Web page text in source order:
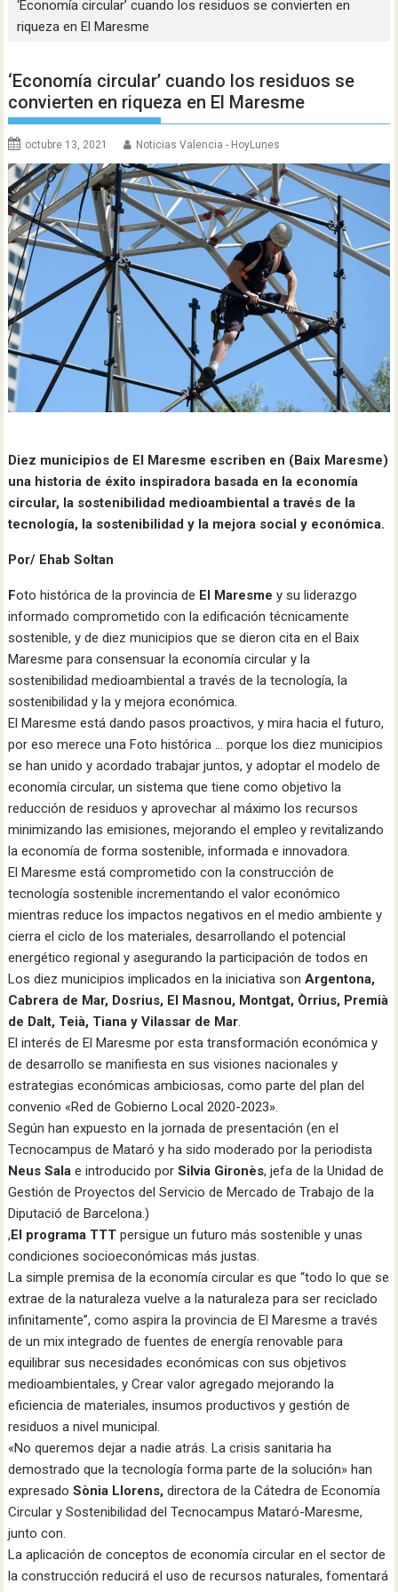
‘Economía circular’ cuando los residuos se convierten en
riqueza en El Maresme
‘Economía circular’ cuando los residuos se
convierten en riqueza en El Maresme
octubre 13, 2021 Noticias Valencia - HoyLunes
Diez municipios de El Maresme escriben en (Baix Maresme)
una historia de éxito inspiradora basada en la economía
circular, la sostenibilidad medioambiental a través de la
tecnología, la sostenibilidad y la mejora social y económica.
Por/ Ehab Soltan
Foto histórica de la provincia de El Maresme y su liderazgo
informado comprometido con la edificación técnicamente
sostenible, y de diez municipios que se dieron cita en el Baix
Maresme para consensuar la economía circular y la
sostenibilidad medioambiental a través de la tecnología, la
sostenibilidad y la y mejora económica.
El Maresme está dando pasos proactivos, y mira hacia el futuro,
por eso merece una Foto histórica … porque los diez municipios
se han unido y acordado trabajar juntos, y adoptar el modelo de
economía circular, un sistema que tiene como objetivo la
reducción de residuos y aprovechar al máximo los recursos
minimizando las emisiones, mejorando el empleo y revitalizando
la economía de forma sostenible, informada e innovadora.
El Maresme está comprometido con la construcción de
tecnología sostenible incrementando el valor económico
mientras reduce los impactos negativos en el medio ambiente y
cierra el ciclo de los materiales, desarrollando el potencial
energético regional y asegurando la participación de todos en
Los diez municipios implicados en la iniciativa sonArgentona,
Cabrera de Mar, Dosrius, El Masnou, Montgat, Òrrius, Premià
de Dalt, Teià, Tiana y Vilassar de Mar.
El interés de El Maresme por esta transformación económica y
de desarrollo se manifiesta en sus visiones nacionales y
estrategias económicas ambiciosas, como parte del plan del
convenio «Red de Gobierno Local 2020-2023».
Según han expuesto en la jornada de presentación (en el
Tecnocampus de Mataró y ha sido moderado por la periodista
Neus Sala e introducido porSilvia Gironès, jefa de la Unidad de
Gestión de Proyectos del Servicio de Mercado de Trabajo de la
Diputació de Barcelona.)
,El programa TTTpersigue un futuro más sostenible y unas
condiciones socioeconómicas más justas.
La simple premisa de la economía circular es que “todo lo que se
extrae de la naturaleza vuelve a la naturaleza para ser reciclado
infinitamente”, como aspira la provincia de El Maresme a través
de un mix integrado de fuentes de energía renovable para
equilibrar sus necesidades económicas con sus objetivos
medioambientales, y Crear valor agregado mejorando la
eficiencia de materiales, insumos productivos y gestión de
residuos a nivel municipal.
«No queremos dejar a nadie atrás. La crisis sanitaria ha
demostrado que la tecnología forma parte de la solución» han
expresadoSònia Llorens, directora de la Cátedra de Economía
Circular y Sostenibilidad del Tecnocampus Mataró-Maresme,
junto con.
La aplicación de conceptos de economía circular en el sector de
la construcción reducirá el uso de recursos naturales, fomentará